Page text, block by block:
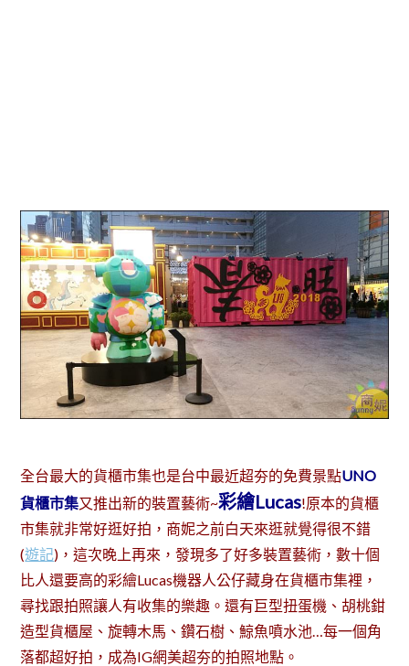
全台最大的貨櫃市集也是台中最近超夯的免費景點UNO
貨櫃市集又推出新的裝置藝術~彩繪Lucas!原本的貨櫃
市集就非常好逛好拍，商妮之前白天來逛就覺得很不錯
(遊記)，這次晚上再來，發現多了好多裝置藝術，數十個
比人還要高的彩繪Lucas機器人公仔藏身在貨櫃市集裡，
尋找跟拍照讓人有收集的樂趣。還有巨型扭蛋機、胡桃鉗
造型貨櫃屋、旋轉木馬、鑽石樹、鯨魚噴水池…每一個角
落都超好拍，成為IG網美超夯的拍照地點。